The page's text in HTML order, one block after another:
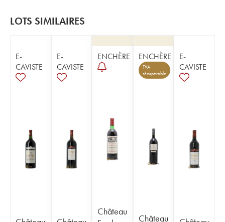
LOTS SIMILAIRES
E-
CAVISTE
E-
CAVISTE
ENCHÈRE
Château
ENCHÈRE
TVA
récupérable
Château
E-
CAVISTE